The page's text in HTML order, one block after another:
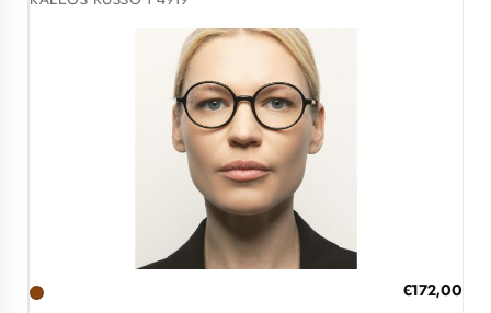
Ειδική
€172,00
Διαθέσιμο
ΠΡΟΣΘΗΚΗ ΣΤΟ ΚΑΛΑΘΙ